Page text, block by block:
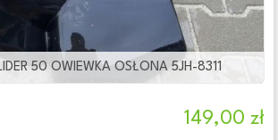
Filtry
50 OWIEWKA OSŁONA 5JH-8311
149,00 zł